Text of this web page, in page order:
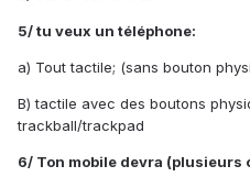
5/ tu veux un téléphone:
a) Tout tactile; (sans bouton
B) tactile avec des boutons
trackball/trackpad
6/ Ton mobile devra (plusieurs